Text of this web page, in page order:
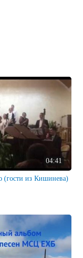
04:41
(гости из Кишинева)